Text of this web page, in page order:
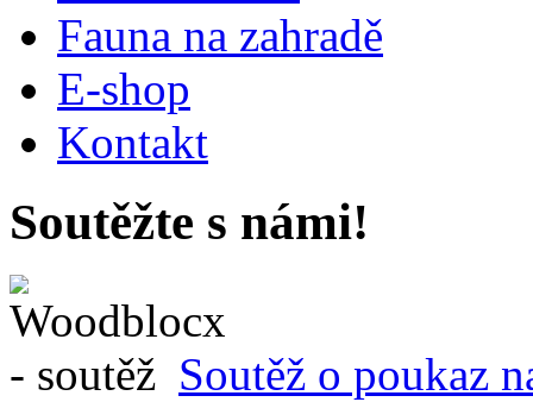
Fauna na zahradě
E-shop
Kontakt
Soutěžte s námi!
Soutěž o poukaz